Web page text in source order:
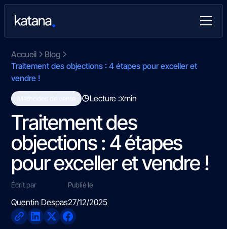
Accueil
Blog
Traitement des objections : 4 étapes pour exceller et
vendre !
Lecture :Xmin
Traitement des
objections : 4 étapes
pour exceller et vendre !
Écrit par
Quentin Despas
Publié le
27/12/2025